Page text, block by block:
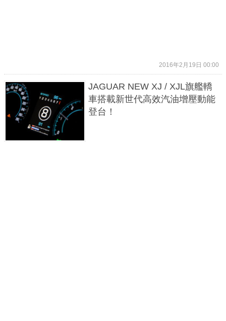
2016年2月19日 00:00
JAGUAR NEW XJ / XJL旗艦轎
車搭載新世代高效汽油增壓動能
登台！